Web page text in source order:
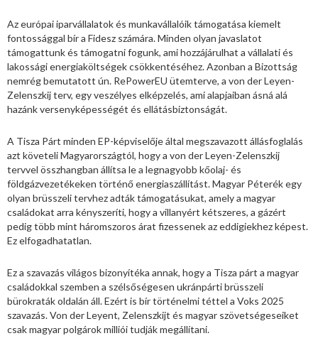
Az európai iparvállalatok és munkavállalóik támogatása kiemelt
fontossággal bír a Fidesz számára. Minden olyan javaslatot
támogattunk és támogatni fogunk, ami hozzájárulhat a vállalati és
lakossági energiaköltségek csökkentéséhez. Azonban a Bizottság
nemrég bemutatott ún. RePowerEU ütemterve, a von der Leyen-
Zelenszkij terv, egy veszélyes elképzelés, ami alapjaiban ásná alá
hazánk versenyképességét és ellátásbiztonságát.
A Tisza Párt minden EP-képviselője által megszavazott állásfoglalás
azt követeli Magyarországtól, hogy a von der Leyen-Zelenszkij
tervvel összhangban állítsa le a legnagyobb kőolaj- és
földgázvezetékeken történő energiaszállítást. Magyar Péterék egy
olyan brüsszeli tervhez adták támogatásukat, amely a magyar
családokat arra kényszeríti, hogy a villanyért kétszeres, a gázért
pedig több mint háromszoros árat fizessenek az eddigiekhez képest.
Ez elfogadhatatlan.
Ez a szavazás világos bizonyítéka annak, hogy a Tisza párt a magyar
családokkal szemben a szélsőségesen ukránpárti brüsszeli
bürokraták oldalán áll. Ezért is bír történelmi téttel a Voks 2025
szavazás. Von der Leyent, Zelenszkijt és magyar szövetségeseiket
csak magyar polgárok milliói tudják megállítani.